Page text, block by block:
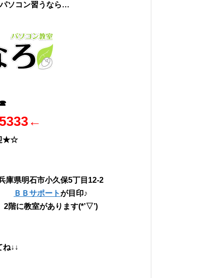
ソコン習うなら…
☎
★☆
庫県明石市小久保5丁目12-2
ＢＢサポートが目印♪
2階に教室があります(*’▽’)
↓↓